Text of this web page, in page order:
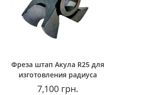
Фреза штап Акула R25 для
изготовления радиуса
7,100 грн.